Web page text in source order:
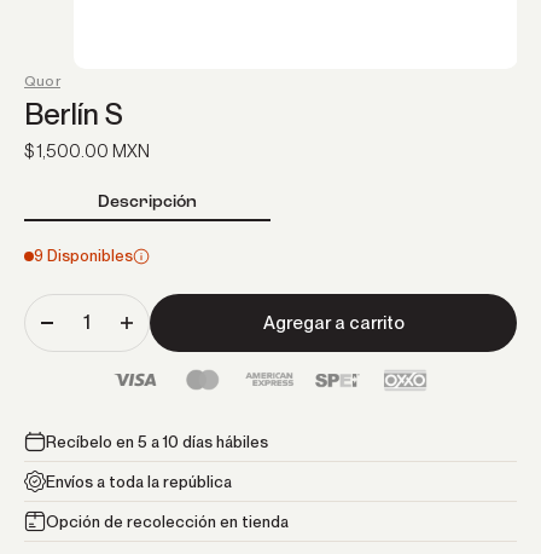
Quor
Berlín S
Precio de oferta
$ 1,500.00 MXN
Descripción
9 Disponibles
Agregar a carrito
Recíbelo en 5 a 10 días hábiles
Envíos a toda la república
Opción de recolección en tienda